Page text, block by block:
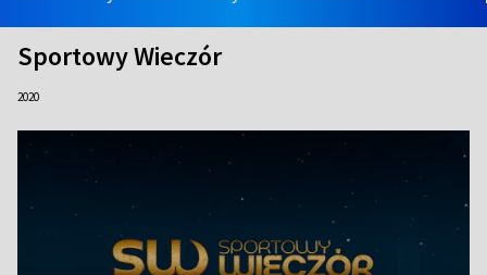
Sportowy Wieczór
2020